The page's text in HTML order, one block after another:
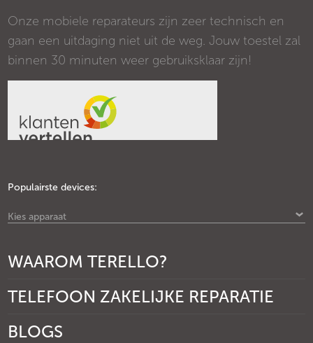
Onze mobiele reparateurs zijn zeer technisch en
gaan een uitdaging niet uit de weg. Jouw toestel zal
binnen 30 minuten weer gebruiksklaar zijn!
Populairste devices:
Kies apparaat
WAAROM TERELLO?
TELEFOON ZAKELIJKE REPARATIE
BLOGS